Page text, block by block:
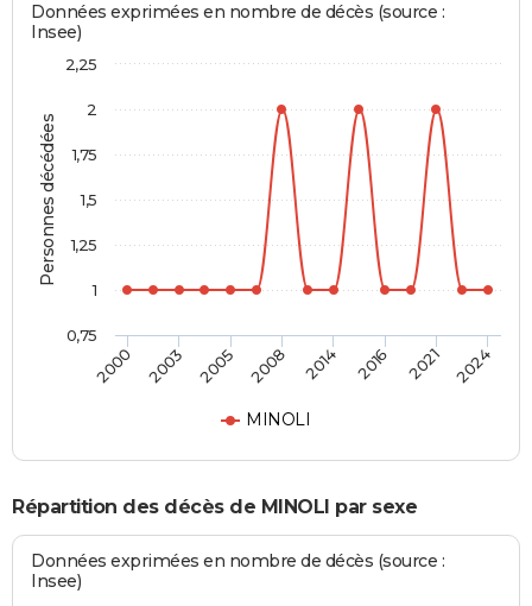
Personnes décédées
Données exprimées en nombre de décès (source :
Insee)
MINOLI
2000 2003 2005 2008 2014 2016 2021 2024
0,75
1
1,25
1,5
1,75
2
2,25
Répartition des décès de MINOLI par sexe
Données exprimées en nombre de décès (source :
Insee)